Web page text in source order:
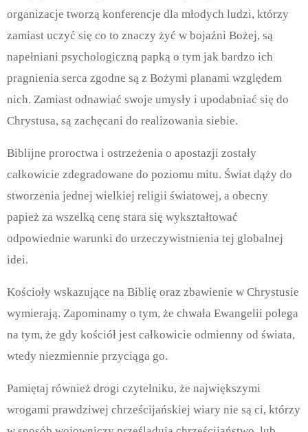
organizacje tworzą konferencje dla młodych ludzi, którzy
zamiast uczyć się co to znaczy żyć w bojaźni Bożej, są
napełniani psychologiczną papką o tym jak bardzo ich
pragnienia serca zgodne są z Bożymi planami względem
nich. Zamiast odnawiać swoje umysły i upodabniać się do
Chrystusa, są zachęcani do realizowania siebie.
Biblijne proroctwa i ostrzeżenia o apostazji zostały
całkowicie zdegradowane do poziomu mitu. Świat dąży do
stworzenia jednej wielkiej religii światowej, a obecny
papież za wszelką cenę stara się wykształtować
odpowiednie warunki do urzeczywistnienia tej globalnej
idei.
Kościoły wskazujące na Biblię oraz zbawienie w Chrystusie
wymierają. Zapominamy o tym, że chwała Ewangelii polega
na tym, że gdy kościół jest całkowicie odmienny od świata,
wtedy niezmiennie przyciąga go.
Pamiętaj również drogi czytelniku, że największymi
wrogami prawdziwej chrześcijańskiej wiary nie są ci, którzy